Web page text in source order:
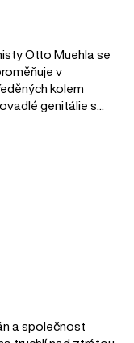
Otto Muehla se
v
kolem
genitálie s...
a společnost